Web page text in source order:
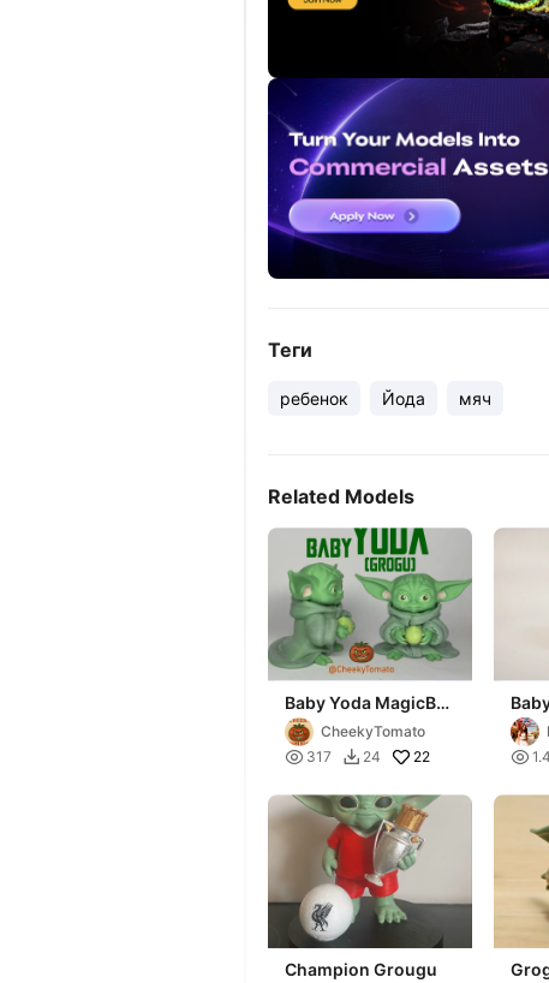
Теги
ребенок Йода мяч
Related Models
Baby Yoda MagicBall
DeskBuddy
CheekyTomato
 317  24 22 
Champion Grougu